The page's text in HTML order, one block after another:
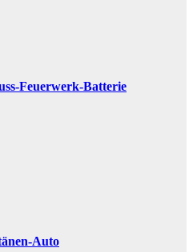
Feuerwerk-Batterie
Auto